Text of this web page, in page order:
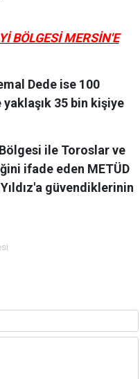
BÖLGESİ MERSİN'E
Dede ise 100
35 bin kişiye
ile Toroslar ve
ifade eden METÜD
güvendiklerinin